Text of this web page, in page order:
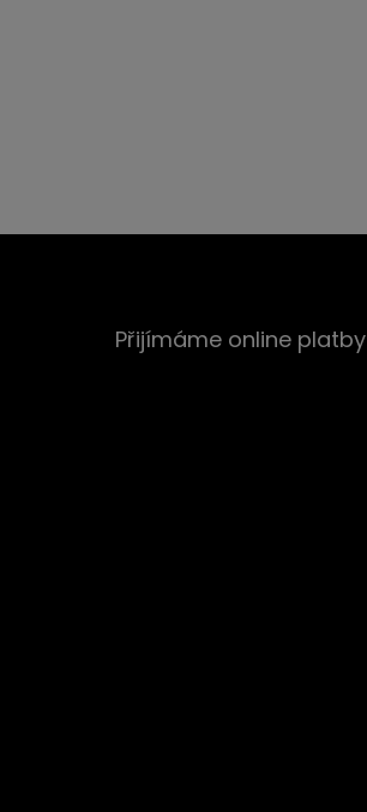
Přijímáme online platby